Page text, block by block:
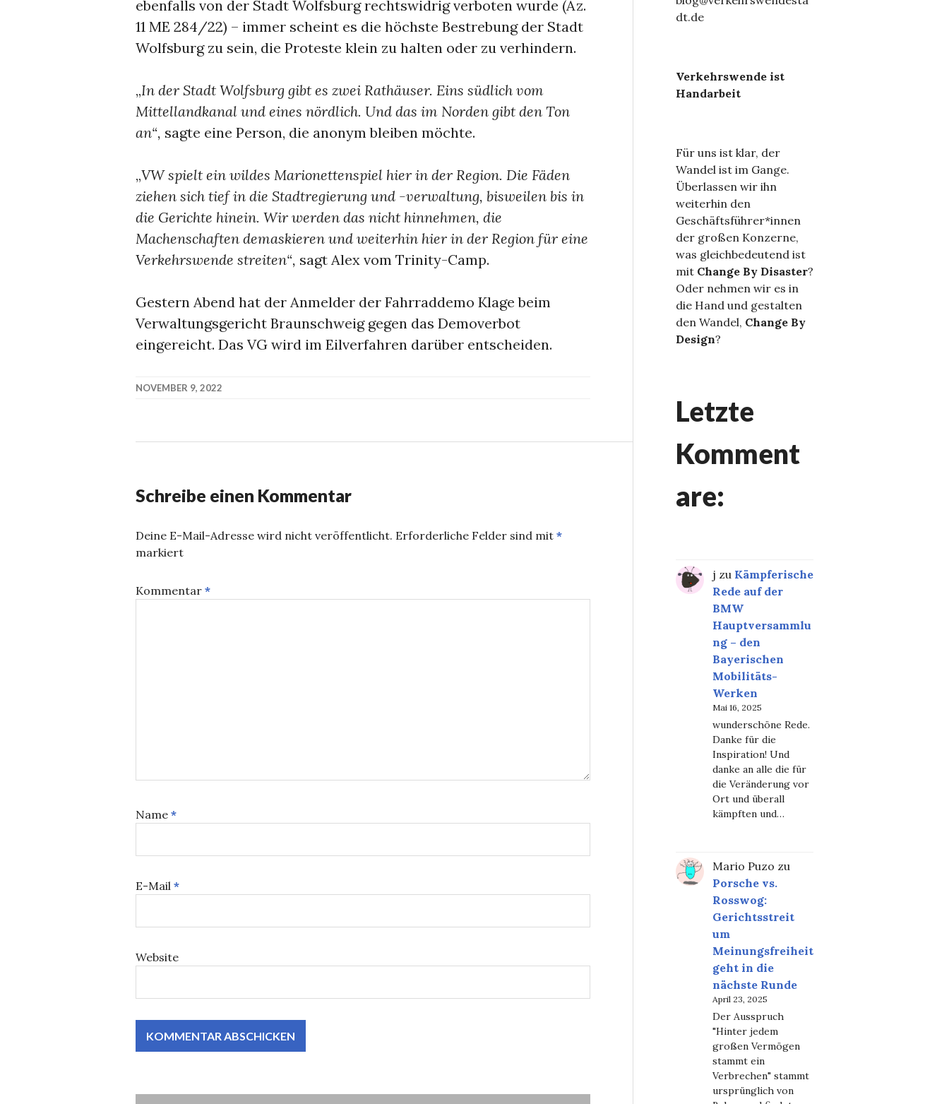
ebenfalls von der Stadt Wolfsburg rechtswidrig verboten wurde (Az.
11 ME 284/22) – immer scheint es die höchste Bestrebung der Stadt
Wolfsburg zu sein, die Proteste klein zu halten oder zu verhindern.
„In der Stadt Wolfsburg gibt es zwei Rathäuser. Eins südlich vom
Mittellandkanal und eines nördlich. Und das im Norden gibt den Ton
an“, sagte eine Person, die anonym bleiben möchte.
„VW spielt ein wildes Marionettenspiel hier in der Region. Die Fäden
ziehen sich tief in die Stadtregierung und -verwaltung, bisweilen bis in
die Gerichte hinein. Wir werden das nicht hinnehmen, die
Machenschaften demaskieren und weiterhin hier in der Region für eine
Verkehrswende streiten“, sagt Alex vom Trinity-Camp.
Gestern Abend hat der Anmelder der Fahrraddemo Klage beim
Verwaltungsgericht Braunschweig gegen das Demoverbot
eingereicht. Das VG wird im Eilverfahren darüber entscheiden.
NOVEMBER 9, 2022
Schreibe einen Kommentar
Deine E-Mail-Adresse wird nicht veröffentlicht. Erforderliche Felder sind mit *
markiert
Kommentar *
Name *
E-Mail *
Website
dt.de
Verkehrswende ist
Handarbeit
Für uns ist klar, der
Wandel ist im Gange.
Überlassen wir ihn
weiterhin den
Geschäftsführer*innen
der großen Konzerne,
was gleichbedeutend ist
mit Change By Disaster?
Oder nehmen wir es in
die Hand und gestalten
den Wandel, Change By
Design?
Letzte
Komment
are:
j zu Kämpferische
Rede auf der
BMW
Hauptversammlu
ng – den
Bayerischen
Mobilitäts-
Werken
Mai 16, 2025
wunderschöne Rede.
Danke für die
Inspiration! Und
danke an alle die für
die Veränderung vor
Ort und überall
kämpften und…
Mario Puzo zu
Porsche vs.
Rosswog:
Gerichtsstreit
um
Meinungsfreiheit
geht in die
nächste Runde
April 23, 2025
Der Ausspruch
"Hinter jedem
großen Vermögen
stammt ein
Verbrechen" stammt
ursprünglich von